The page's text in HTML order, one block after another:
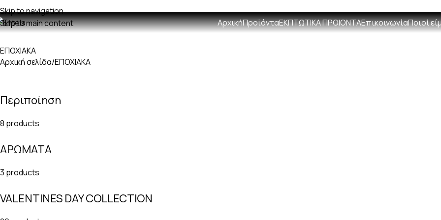
Skip to navigation
Skip to main content
μεταφορικά με παραγγελίες άνω των 60€
ΑρχικήΠροϊόνταΕΚΠΤΩΤΙΚΑ ΠΡΟΙΟΝΤΑΕπικοινωνίαΠοιοί
ΕΠΟΧΙΑΚΑ
Αρχική σελίδα ΕΠΟΧΙΑΚΑ
Περιποίηση
8 products
ΑΡΩΜΑΤΑ
3 products
VALENTINES DAY COLLECTION